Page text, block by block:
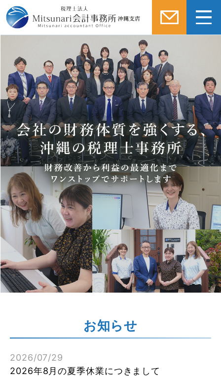
お知らせ
2026/07/29
2026年8月の夏季休業につきまして